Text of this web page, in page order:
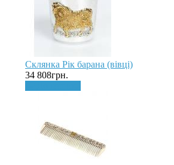
Склянка Рік барана (вівці)
34 808грн.